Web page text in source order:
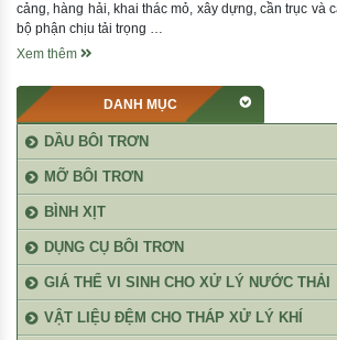
cảng, hàng hải, khai thác mỏ, xây dựng, cần trục và
bộ phận chịu tải trọng …
Xem thêm
DANH MỤC
DẦU BÔI TRƠN
MỠ BÔI TRƠN
BÌNH XỊT
DỤNG CỤ BÔI TRƠN
GIÁ THỂ VI SINH CHO XỬ LÝ NƯỚC THẢI
VẬT LIỆU ĐỆM CHO THÁP XỬ LÝ KHÍ